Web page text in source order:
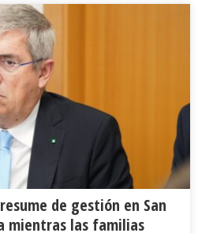
de gestión en San
mientras las familias